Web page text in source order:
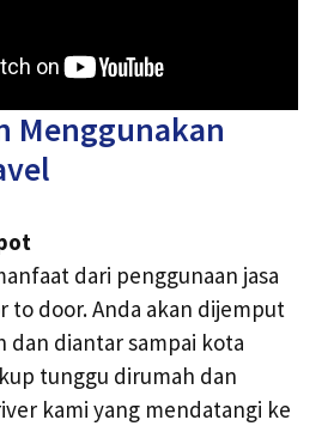
Menggunakan
dari penggunaan jasa
to door. Anda akan dijemput
dan diantar sampai kota
tunggu dirumah dan
kami yang mendatangi ke